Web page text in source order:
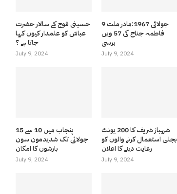
حسینی فوج کے سالار حضرت
عباسّ کو علمدار کیوں کہا
جاتا ہے ؟
July 9, 2024
9 جولائی 1967:مادر ملت
فاطمہ جناح کی 57 ویں
برسی
July 9, 2024
پنجاب میں 10 سے 15
جولائی تک شدیدمون سون
بارشوں کا امکان
July 9, 2024
شہباز شریف کا 200 یونٹ
بجلی استعمال کرنے والوں کو
رعایت دینے کا اعلان
July 9, 2024